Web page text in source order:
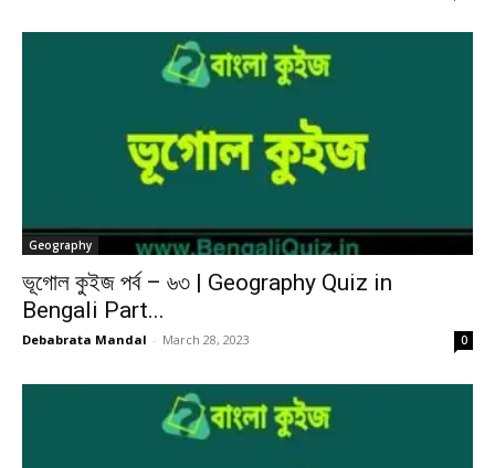
Geography
ভূগোল কুইজ পর্ব – ৬৩ | Geography Quiz in
Bengali Part...
Debabrata Mandal - March 28, 2023 0